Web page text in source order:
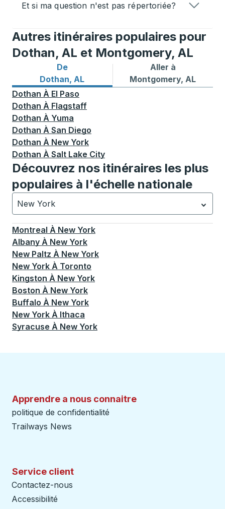
Et si ma question n'est pas répertoriée?
Autres itinéraires populaires pour
Dothan, AL et Montgomery, AL
De
Dothan, AL
Itinéraires de bus depuis Dothan, AL
Aller à
Montgomery, AL
Itinéraires de bus vers
Dothan À El Paso
Dothan À Flagstaff
Dothan À Yuma
Dothan À San Diego
Dothan À New York
Dothan À Salt Lake City
Découvrez nos itinéraires les plus
populaires à l'échelle nationale
New York
Actuellement sélectionné: New York.La sélection est
Montreal À New York
Albany À New York
New Paltz À New York
New York À Toronto
Kingston À New York
Boston À New York
Buffalo À New York
New York À Ithaca
Syracuse À New York
Apprendre a nous connaitre
politique de confidentialité
Trailways News
Service client
Contactez-nous
Accessibilité